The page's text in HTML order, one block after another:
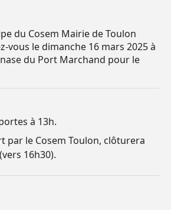
du Cosem Mairie de Toulon
vous le dimanche 16 mars 2025 à
du Port Marchand pour le
à 13h.
par le Cosem Toulon, clôturera
16h30).